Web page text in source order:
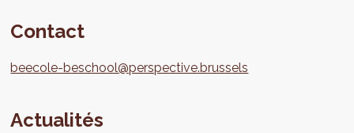
Contact
beecole-beschool@perspective.brussels
Actualités